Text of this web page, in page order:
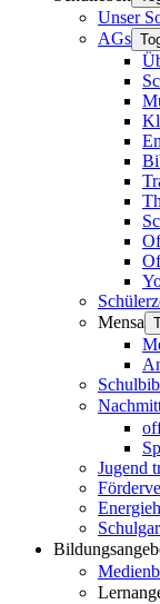
Unser
AGs
Mensa
Jugend